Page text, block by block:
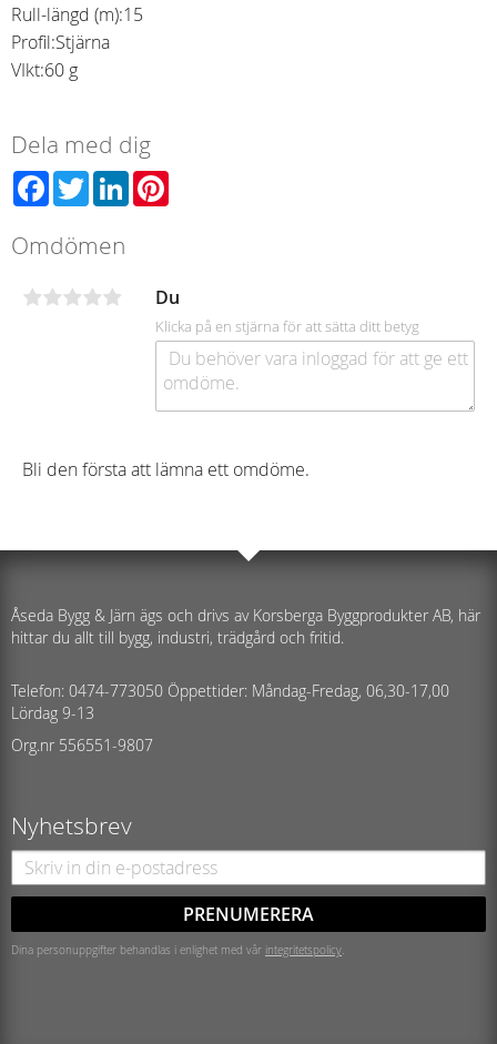
Rull-längd (m):15
Profil:Stjärna
VIkt:60 g
Dela med dig
Facebook
TwitterLinkedIn
Omdömen
Du
Klicka på en stjärna för att sätta ditt betyg
Bli den första att lämna ett omdöme.
Åseda Bygg & Järn ägs och drivs av Korsberga Byggprodukter AB, här
hittar du allt till bygg, industri, trädgård och fritid.
Telefon: 0474-773050 Öppettider: Måndag-Fredag, 06,30-17,00
Lördag 9-13
Org.nr 556551-9807
Nyhetsbrev
PRENUMERERA
Dina personuppgifter behandlas i enlighet med vår integritetspolicy